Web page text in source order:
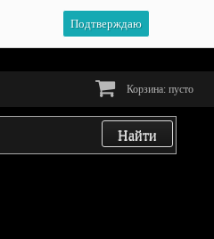
Подтверждаю
Корзина: пусто